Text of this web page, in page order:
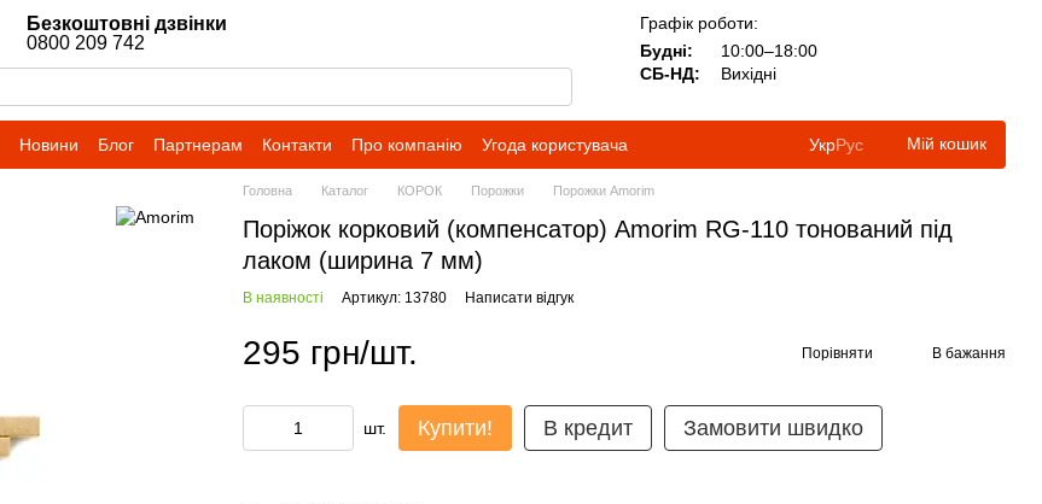
Безкоштовні дзвінки
0800 209 742
Графік роботи:
Будні:
10:00–18:00
СБ-НД:
Вихідні
Новини Блог Партнерам Контакти Про компанію Угода користувача УкрРус Мій кошик
Головна Каталог КОРОК Порожки Порожки Amorim
Поріжок корковий (компенсатор) Amorim RG-110 тонований під
лаком (ширина 7 мм)
В наявності Артикул: 13780 Написати відгук
295 грн/шт. Порівняти В бажання
шт. Купити! В кредит Замовити швидко